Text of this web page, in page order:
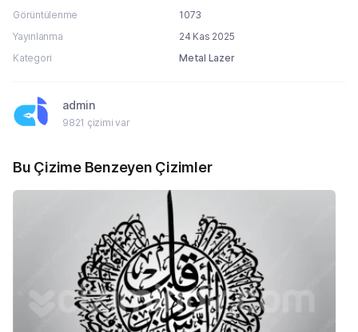
Görüntülenme
1073
Yayınlanma
24 Kas 2025
Kategori
Metal Lazer
admin
9821 çizimi var
Bu Çizime Benzeyen Çizimler